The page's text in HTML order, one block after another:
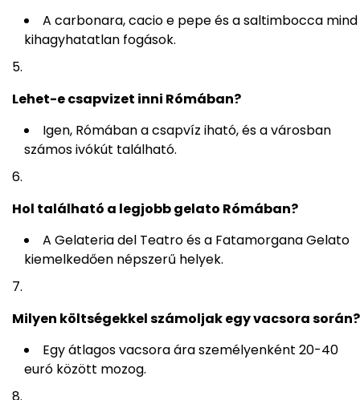
A carbonara, cacio e pepe és a saltimbocca mind
kihagyhatatlan fogások.
Lehet-e csapvizet inni Rómában?
Igen, Rómában a csapvíz iható, és a városban
számos ivókút található.
Hol található a legjobb gelato Rómában?
A Gelateria del Teatro és a Fatamorgana Gelato
kiemelkedően népszerű helyek.
Milyen költségekkel számoljak egy vacsora során?
Egy átlagos vacsora ára személyenként 20-40
euró között mozog.